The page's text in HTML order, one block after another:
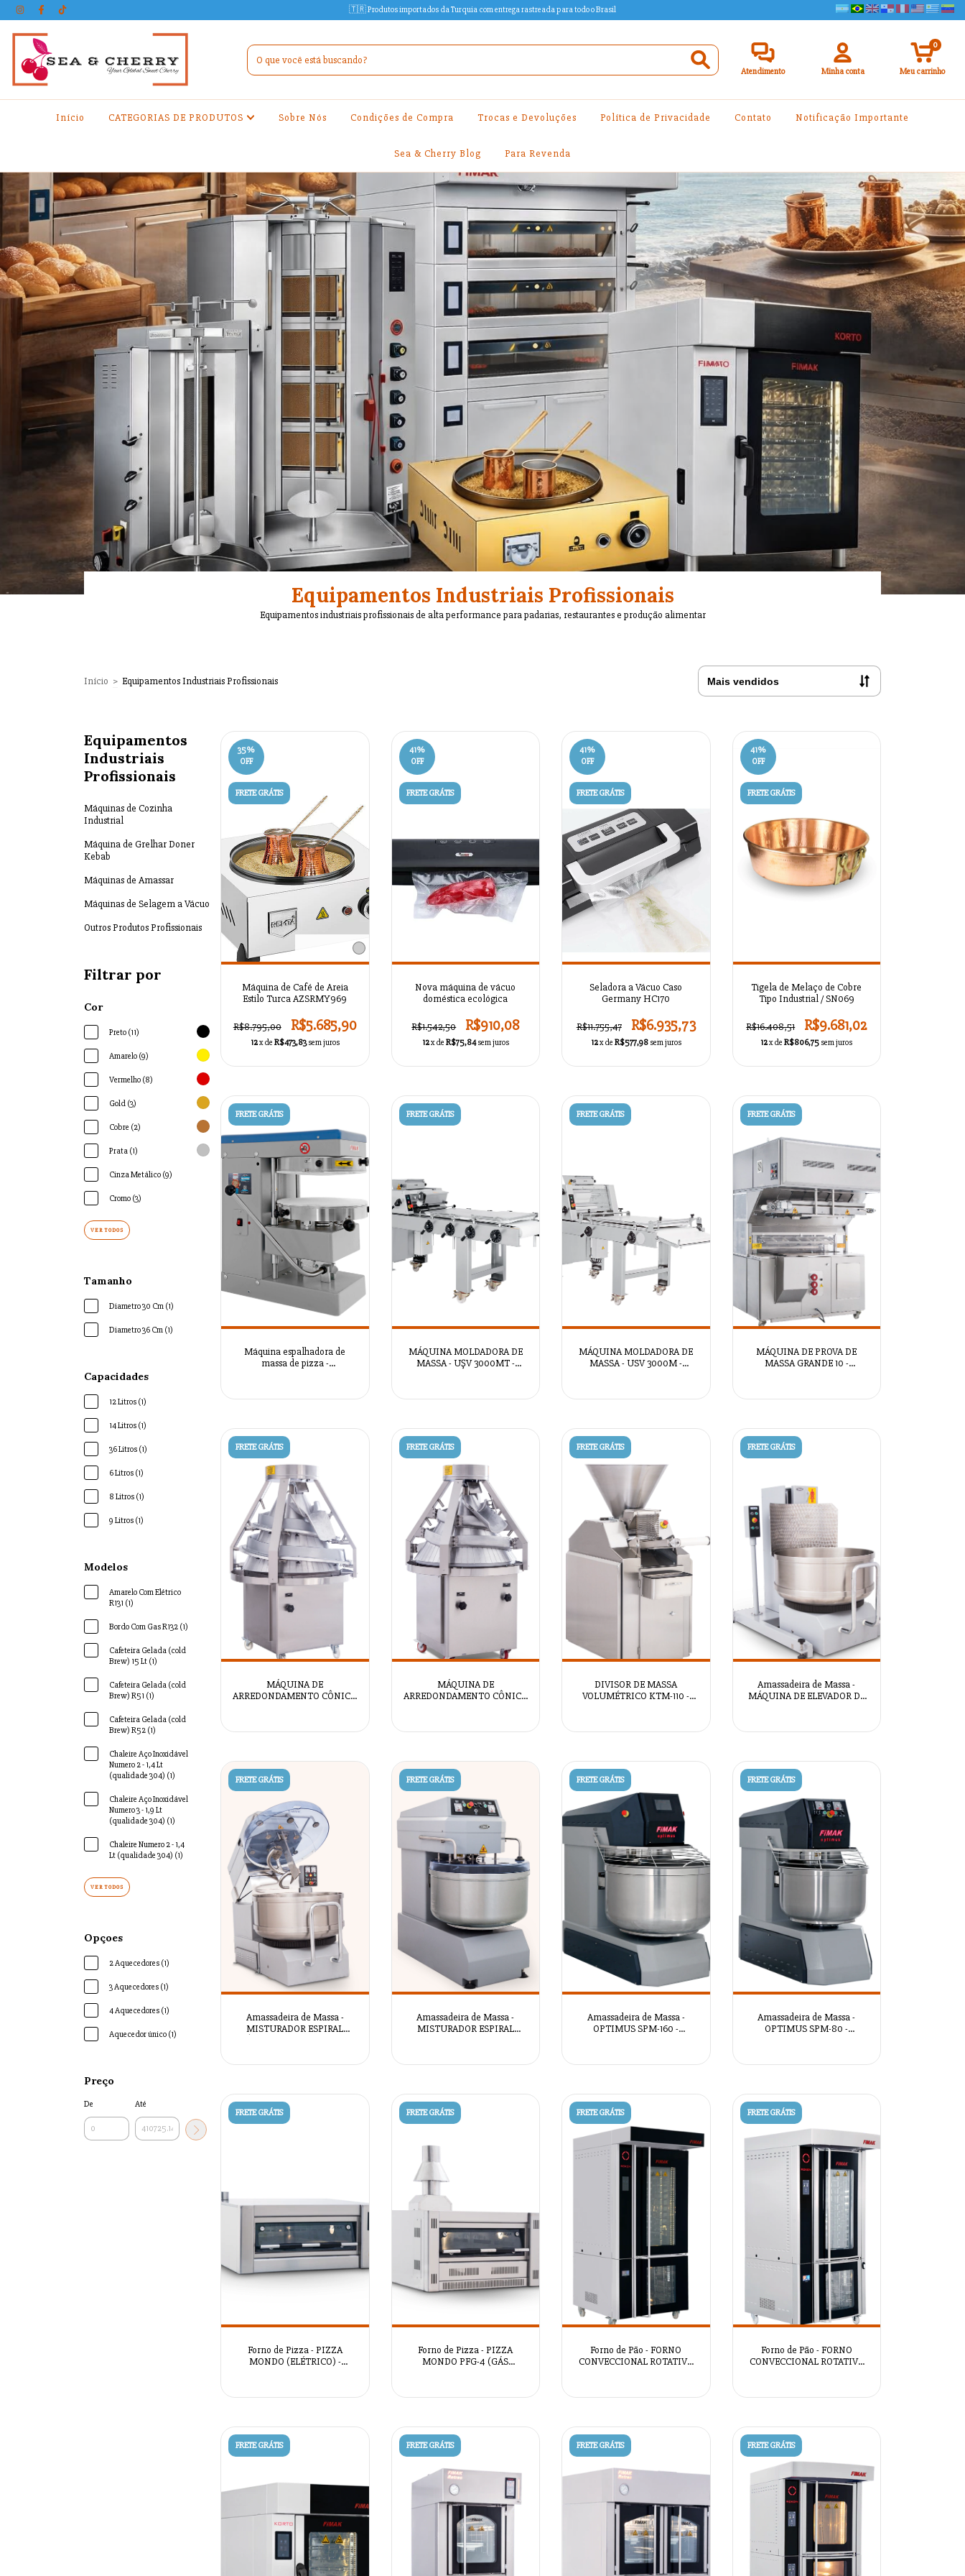
🇹🇷 Produtos importados da Turquia com entrega rastreada para todo o Brasil
Atendimento Minha conta Meu carrinho
0
Início CATEGORIAS DE PRODUTOS Sobre Nós Condições de Compra Trocas e Devoluções Política de Privacidade Contato Notificação Importante
Sea & Cherry Blog Para Revenda
Equipamentos Industriais Profissionais
Equipamentos industriais profissionais de alta performance para padarias, restaurantes e produção alimentar
Início > Equipamentos Industriais Profissionais
Equipamentos
Industriais
Profissionais
Máquinas de Cozinha
Industrial
Máquina de Grelhar Doner
Kebab
Máquinas de Amassar
Máquinas de Selagem a Vácuo
Outros Produtos Profissionais
Filtrar por
Cor
Preto (11)
Amarelo (9)
Vermelho (8)
Gold (3)
Cobre (2)
Prata (1)
Cinza Metálico (9)
Cromo (3)
VER TODOS
Tamanho
Diametro 30 Cm (1)
Diametro 36 Cm (1)
Capacidades
12 Litros (1)
14 Litros (1)
36 Litros (1)
6 Litros (1)
8 Litros (1)
9 Litros (1)
Modelos
Amarelo Com Elétrico
R131 (1)
Bordo Com Gas R132 (1)
Cafeteira Gelada (cold
Brew) 15 Lt (1)
Cafeteira Gelada (cold
Brew) R51 (1)
Cafeteira Gelada (cold
Brew) R52 (1)
Chaleire Aço Inoxidável
Numero 2 - 1,4 Lt
(qualidade 304) (1)
Chaleire Aço Inoxidável
Numero 3 - 1,9 Lt
(qualidade 304) (1)
Chaleire Numero 2 - 1,4
Lt (qualidade 304) (1)
VER TODOS
Opçoes
2 Aquecedores (1)
3 Aquecedores (1)
4 Aquecedores (1)
Aquecedor único (1)
Preço
De Até
35%
OFF
FRETE GRÁTIS
Máquina de Café de Areia
Estilo Turca AZSRMY969
R$8.795,00 R$5.685,90
12x de R$473,83 sem juros
41%
OFF
FRETE GRÁTIS
Nova máquina de vácuo
doméstica ecológica
R$1.542,50 R$910,08
12x de R$75,84 sem juros
41%
OFF
FRETE GRÁTIS
Seladora a Vácuo Caso
Germany HC170
R$11.755,47 R$6.935,73
12x de R$577,98 sem juros
41%
OFF
FRETE GRÁTIS
Tigela de Melaço de Cobre
Tipo Industrial / SN069
R$16.408,51 R$9.681,02
12x deR$806,75 sem juros
FRETE GRÁTIS
Máquina espalhadora de
massa de pizza -
FRETE GRÁTIS
MÁQUINA MOLDADORA DE
MASSA - UŞV 3000MT -
FRETE GRÁTIS
MÁQUINA MOLDADORA DE
MASSA - USV 3000M -
FRETE GRÁTIS
MÁQUINA DE PROVA DE
MASSA GRANDE 10 -
FRETE GRÁTIS
MÁQUINA DE
ARREDONDAMENTO CÔNICO
FRETE GRÁTIS
MÁQUINA DE
ARREDONDAMENTO CÔNICO
FRETE GRÁTIS
DIVISOR DE MASSA
VOLUMÉTRICO KTM-110 -
FRETE GRÁTIS
Amassadeira de Massa -
MÁQUINA DE ELEVADOR DE
AZSRM2093
FRETE GRÁTIS
Amassadeira de Massa -
MISTURADOR ESPIRAL
FRETE GRÁTIS
Amassadeira de Massa -
MISTURADOR ESPIRAL
FRETE GRÁTIS
Amassadeira de Massa -
OPTIMUS SPM-160 -
FRETE GRÁTIS
Amassadeira de Massa -
OPTIMUS SPM-80 -
FRETE GRÁTIS
Forno de Pizza - PIZZA
MONDO (ELÉTRICO) -
FRETE GRÁTIS
Forno de Pizza - PIZZA
MONDO PFG-4 (GÁS
FRETE GRÁTIS
Forno de Pão - FORNO
CONVECCIONAL ROTATIVO
FRETE GRÁTIS
Forno de Pão - FORNO
CONVECCIONAL ROTATIVO
FRETE GRÁTIS FRETE GRÁTIS FRETE GRÁTIS FRETE GRÁTIS